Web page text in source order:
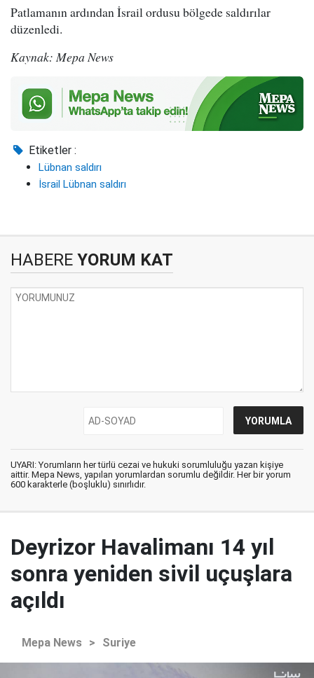
Patlamanın ardından İsrail ordusu bölgede saldırılar
düzenledi.
Kaynak: Mepa News
Etiketler :
Lübnan saldırı
İsrail Lübnan saldırı
HABERE YORUM KAT
UYARI: Yorumların her türlü cezai ve hukuki sorumluluğu yazan kişiye
aittir. Mepa News, yapılan yorumlardan sorumlu değildir. Her bir yorum
600 karakterle (boşluklu) sınırlıdır.
Deyrizor Havalimanı 14 yıl
sonra yeniden sivil uçuşlara
açıldı
Mepa News > Suriye